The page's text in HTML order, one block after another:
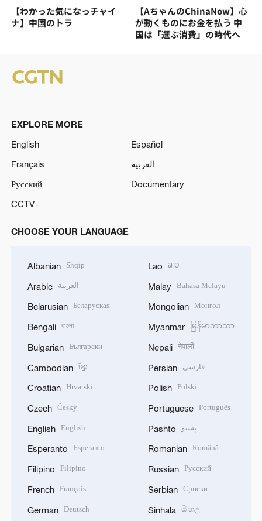
【わかった気になっチャイ
ナ】中国のトラ
【AちゃんのChinaNow】心
が動くものにお金を払う 中
国は「選ぶ消費」の時代へ
EXPLORE MORE
English
Español
Français
العربية
Русский
Documentary
CCTV+
CHOOSE YOUR LANGUAGE
Albanian Shqip
Arabic العربية
Belarusian Беларуская
Bengali বাংলা
Bulgarian Български
Cambodian ខ្មែរ
Croatian Hrvatski
Czech Český
English English
Esperanto Esperanto
Filipino Filipino
French Français
German Deutsch
Lao ລາວ
Malay Bahasa Melayu
Mongolian Монгол
Myanmar မြန်မာဘာသာ
Nepali नेपाली
Persian فارسی
Polish Polski
Portuguese Português
Pashto پښتو
Romanian Română
Russian Русский
Serbian Српски
Sinhala සිංහල